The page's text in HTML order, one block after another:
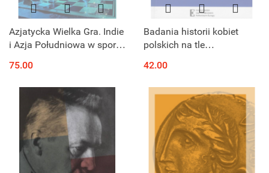
Azjatycka Wielka Gra. Indie
i Azja Południowa w sporze
dominację w XX i XXI
wieku
75.00
Badania historii kobiet
polskich na tle
problematyka, perspektywy
42.00